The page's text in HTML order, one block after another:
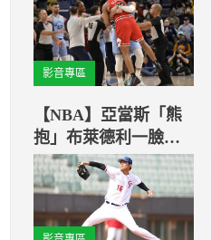
影音專區
【NBA】亞當斯「熊
抱」布萊德利一臉懵
化解火爆現場